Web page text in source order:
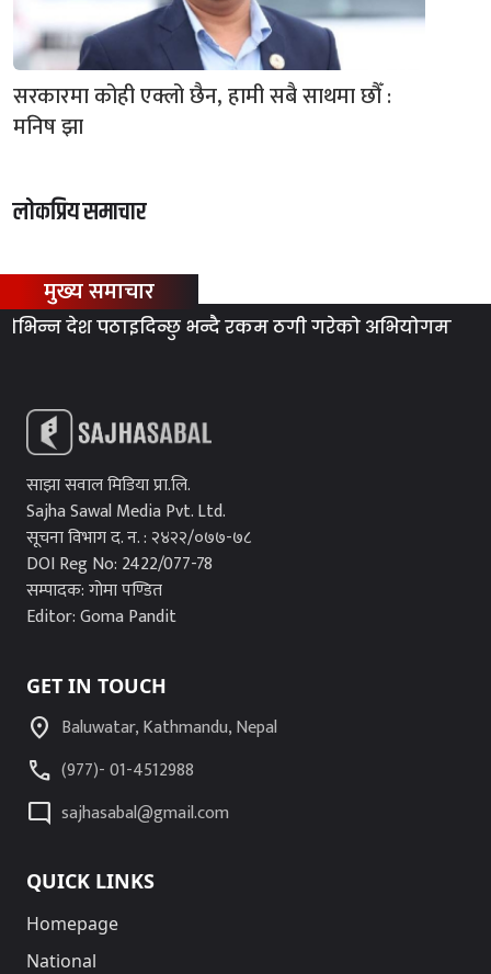
सरकारमा कोही एक्लो छैन, हामी सबै साथमा छौँ :
मनिष झा
लोकप्रिय समाचार
मुख्य समाचार
देश पठाइदिन्छु भन्दै रकम ठगी गरेको अभियोगमा ४ जना
साझा सवाल मिडिया प्रा.लि.
Sajha Sawal Media Pvt. Ltd.
सूचना विभाग द. न. : २४२२/०७७-७८
DOI Reg No: 2422/077-78
सम्पादक: गोमा पण्डित
Editor: Goma Pandit
GET IN TOUCH
location_on Baluwatar, Kathmandu, Nepal
call (977)- 01-4512988
mode_comment sajhasabal@gmail.com
QUICK LINKS
Homepage
National